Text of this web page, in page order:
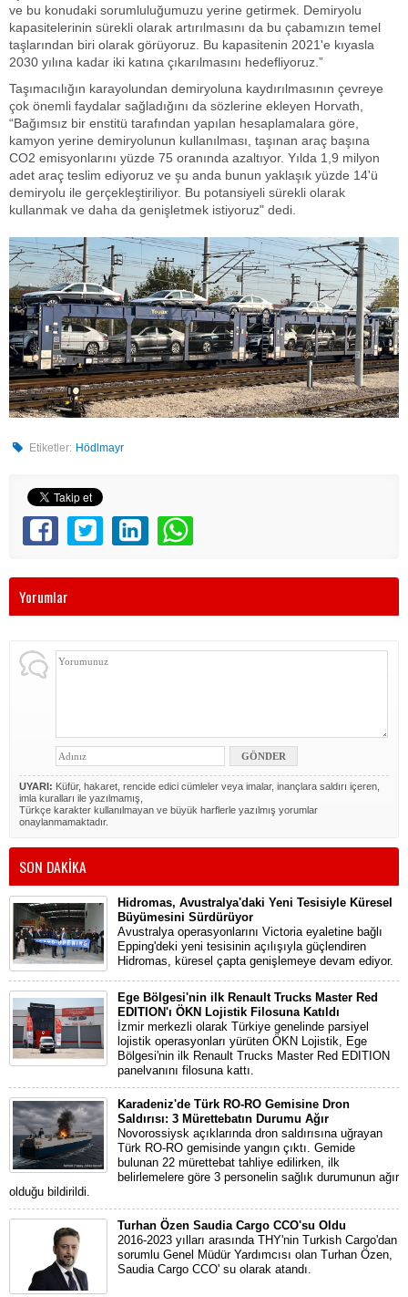
ve bu konudaki sorumluluğumuzu yerine getirmek. Demiryolu
kapasitelerinin sürekli olarak artırılmasını da bu çabamızın temel
taşlarından biri olarak görüyoruz. Bu kapasitenin 2021'e kıyasla
2030 yılına kadar iki katına çıkarılmasını hedefliyoruz.”
Taşımacılığın karayolundan demiryoluna kaydırılmasının çevreye
çok önemli faydalar sağladığını da sözlerine ekleyen Horvath,
“Bağımsız bir enstitü tarafından yapılan hesaplamalara göre,
kamyon yerine demiryolunun kullanılması, taşınan araç başına
CO2 emisyonlarını yüzde 75 oranında azaltıyor. Yılda 1,9 milyon
adet araç teslim ediyoruz ve şu anda bunun yaklaşık yüzde 14'ü
demiryolu ile gerçekleştiriliyor. Bu potansiyeli sürekli olarak
kullanmak ve daha da genişletmek istiyoruz" dedi.
Etiketler: Hödlmayr
Yorumlar
UYARI: Küfür, hakaret, rencide edici cümleler veya imalar, inançlara saldırı içeren,
imla kuralları ile yazılmamış,
Türkçe karakter kullanılmayan ve büyük harflerle yazılmış yorumlar
onaylanmamaktadır.
SON DAKİKA
Hidromas, Avustralya'daki Yeni Tesisiyle Küresel
Büyümesini Sürdürüyor
Avustralya operasyonlarını Victoria eyaletine bağlı
Epping'deki yeni tesisinin açılışıyla güçlendiren
Hidromas, küresel çapta genişlemeye devam ediyor.
Ege Bölgesi'nin ilk Renault Trucks Master Red
EDITION'ı ÖKN Lojistik Filosuna Katıldı
İzmir merkezli olarak Türkiye genelinde parsiyel
lojistik operasyonları yürüten ÖKN Lojistik, Ege
Bölgesi'nin ilk Renault Trucks Master Red EDITION
panelvanını filosuna kattı.
Karadeniz'de Türk RO-RO Gemisine Dron
Saldırısı: 3 Mürettebatın Durumu Ağır
Novorossiysk açıklarında dron saldırısına uğrayan
Türk RO-RO gemisinde yangın çıktı. Gemide
bulunan 22 mürettebat tahliye edilirken, ilk
belirlemelere göre 3 personelin sağlık durumunun ağır
olduğu bildirildi.
Turhan Özen Saudia Cargo CCO'su Oldu
2016-2023 yılları arasında THY'nin Turkish Cargo'dan
sorumlu Genel Müdür Yardımcısı olan Turhan Özen,
Saudia Cargo CCO' su olarak atandı.